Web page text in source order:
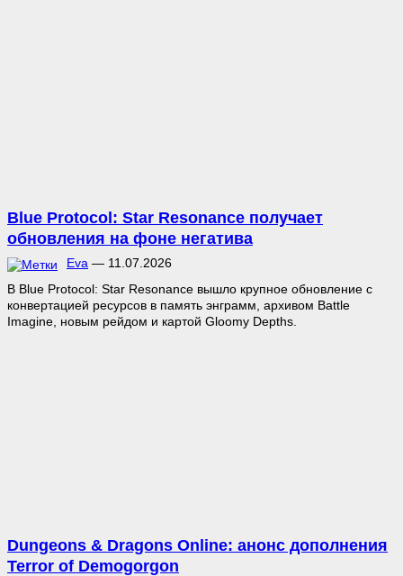
Blue Protocol: Star Resonance получает
обновления на фоне негатива
Eva — 11.07.2026
В Blue Protocol: Star Resonance вышло крупное обновление с
конвертацией ресурсов в память энграмм, архивом Battle
Imagine, новым рейдом и картой Gloomy Depths.
Dungeons & Dragons Online: анонс дополнения
Terror of Demogorgon